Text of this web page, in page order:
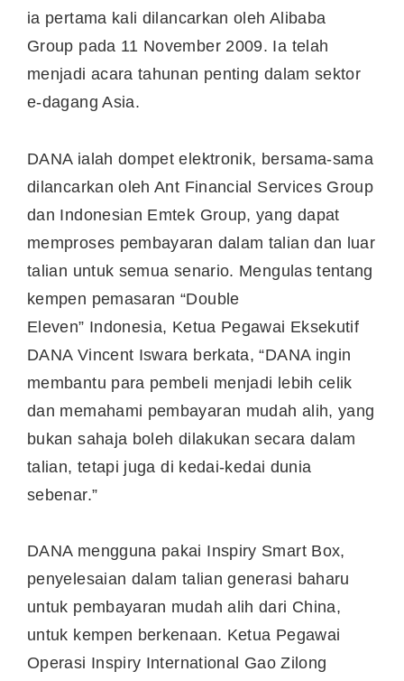
ia pertama kali dilancarkan oleh Alibaba
Group pada 11 November 2009. Ia telah
menjadi acara tahunan penting dalam sektor
e-dagang Asia.
DANA ialah dompet elektronik, bersama-sama
dilancarkan oleh Ant Financial Services Group
dan Indonesian Emtek Group, yang dapat
memproses pembayaran dalam talian dan luar
talian untuk semua senario. Mengulas tentang
kempen pemasaran “Double
Eleven” Indonesia, Ketua Pegawai Eksekutif
DANA Vincent Iswara berkata, “DANA ingin
membantu para pembeli menjadi lebih celik
dan memahami pembayaran mudah alih, yang
bukan sahaja boleh dilakukan secara dalam
talian, tetapi juga di kedai-kedai dunia
sebenar.”
DANA mengguna pakai Inspiry Smart Box,
penyelesaian dalam talian generasi baharu
untuk pembayaran mudah alih dari China,
untuk kempen berkenaan. Ketua Pegawai
Operasi Inspiry International Gao Zilong